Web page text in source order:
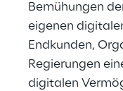
Bemühungen
eigenen
Endkunden,
Regierungen
digitalen